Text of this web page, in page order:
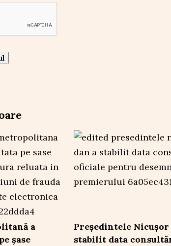
a
șase
Președintele Nicușor
stabilit data